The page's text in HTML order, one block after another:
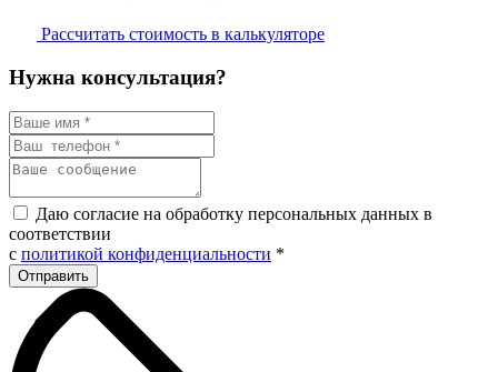
Рассчитать стоимость в калькуляторе
Нужна консультация?
Даю согласие на обработку персональных данных в
соответствии
с политикой конфиденциальности *